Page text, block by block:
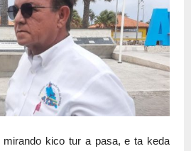
mirando kico tur a pasa, e ta keda